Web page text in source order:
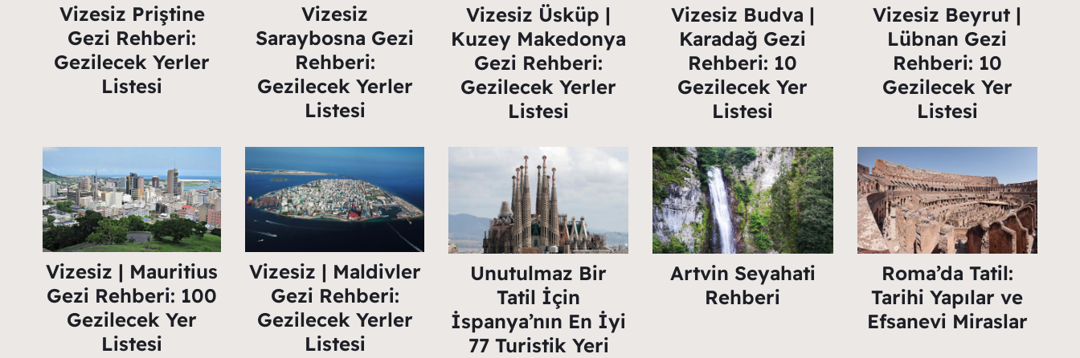
Vizesiz Priştine
Gezi Rehberi:
Gezilecek Yerler
Listesi
Vizesiz
Saraybosna Gezi
Rehberi:
Gezilecek Yerler
Listesi
Vizesiz Üsküp |
Kuzey Makedonya
Gezi Rehberi:
Gezilecek Yerler
Listesi
Vizesiz Budva |
Karadağ Gezi
Rehberi: 10
Gezilecek Yer
Listesi
Vizesiz Beyrut |
Lübnan Gezi
Rehberi: 10
Gezilecek Yer
Listesi
Vizesiz | Mauritius
Gezi Rehberi: 100
Gezilecek Yer
Listesi
Vizesiz | Maldivler
Gezi Rehberi:
Gezilecek Yerler
Listesi
Unutulmaz Bir
Tatil İçin
İspanya’nın En İyi
77 Turistik Yeri
Artvin Seyahati
Rehberi
Roma’da Tatil:
Tarihi Yapılar ve
Efsanevi Miraslar